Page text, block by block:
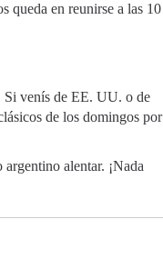
queda en reunirse a las 10
Si venís de EE. UU. o de
de los domingos por
alentar. ¡Nada